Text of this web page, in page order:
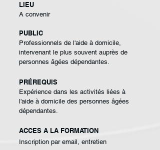
LIEU
A convenir
PUBLIC
Professionnels de l'aide à domicile,
intervenant le plus souvent auprès de
personnes âgées dépendantes.
PRÉREQUIS
Expérience dans les activités liées à
l'aide à domicile des personnes âgées
dépendantes.
ACCES A LA FORMATION
Inscription par email, entretien